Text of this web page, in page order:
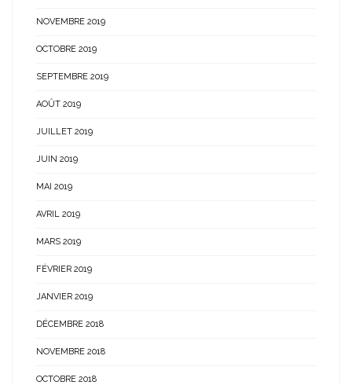
NOVEMBRE 2019
OCTOBRE 2019
SEPTEMBRE 2019
AOÛT 2019
JUILLET 2019
JUIN 2019
MAI 2019
AVRIL 2019
MARS 2019
FÉVRIER 2019
JANVIER 2019
DÉCEMBRE 2018
NOVEMBRE 2018
OCTOBRE 2018